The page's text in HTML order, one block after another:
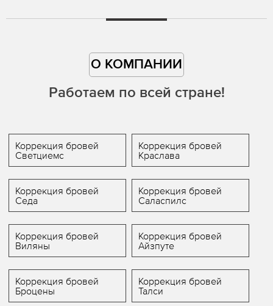
О КОМПАНИИ
Работаем по всей стране!
Коррекция бровей
Светциемс
Коррекция бровей
Краслава
Коррекция бровей
Седа
Коррекция бровей
Саласпилс
Коррекция бровей
Виляны
Коррекция бровей
Айзпуте
Коррекция бровей
Броцены
Коррекция бровей
Талси